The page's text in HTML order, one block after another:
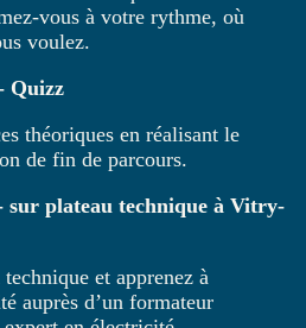
vous à votre rythme, où
voulez.
Quizz
théoriques en réalisant le
de fin de parcours.
sur plateau technique à Vitry-
et apprenez à
auprès d’un formateur